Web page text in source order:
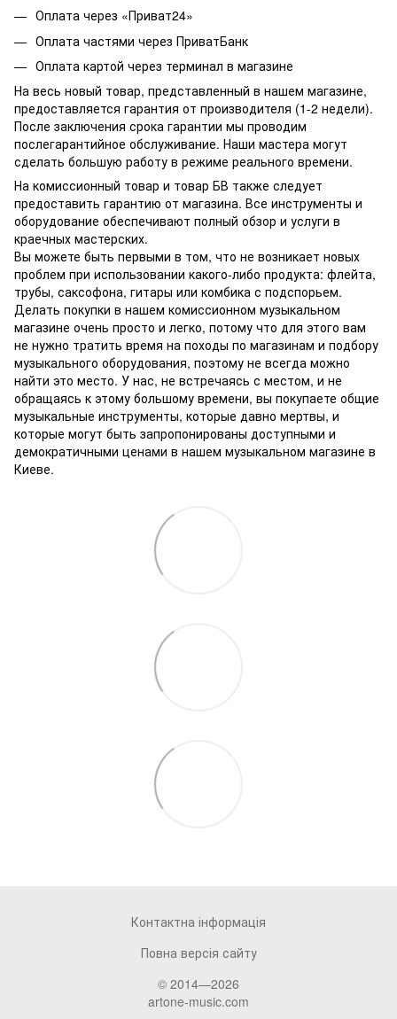
Оплата через «Приват24»
Оплата частями через ПриватБанк
Оплата картой через терминал в магазине
На весь новый товар, представленный в нашем магазине,
предоставляется гарантия от производителя (1-2 недели).
После заключения срока гарантии мы проводим
послегарантийное обслуживание. Наши мастера могут
сделать большую работу в режиме реального времени.
На комиссионный товар и товар БВ также следует
предоставить гарантию от магазина. Все инструменты и
оборудование обеспечивают полный обзор и услуги в
краечных мастерских.
Вы можете быть первыми в том, что не возникает новых
проблем при использовании какого-либо продукта: флейта,
трубы, саксофона, гитары или комбика с подспорьем.
Делать покупки в нашем комиссионном музыкальном
магазине очень просто и легко, потому что для этого вам
не нужно тратить время на походы по магазинам и подбору
музыкального оборудования, поэтому не всегда можно
найти это место. У нас, не встречаясь с местом, и не
обращаясь к этому большому времени, вы покупаете общие
музыкальные инструменты, которые давно мертвы, и
которые могут быть запропонированы доступными и
демократичными ценами в нашем музыкальном магазине в
Киеве.
Контактна інформація
Повна версія сайту
© 2014—2026
artone-music.com